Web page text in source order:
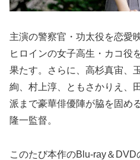
主演の警察官・功太役を恋愛
ヒロインの女子高生・カコ役
果たす。さらに、高杉真宙、
絢、村上淳、ともさかりえ、
派まで豪華俳優陣が脇を固め
隆一監督。
このたび本作のBlu-ray＆DVD